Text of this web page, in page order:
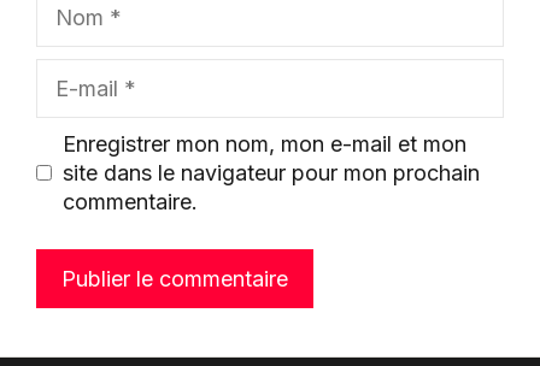
mail
Enregistrer mon nom, mon e-mail et mon
site dans le navigateur pour mon prochain
commentaire.